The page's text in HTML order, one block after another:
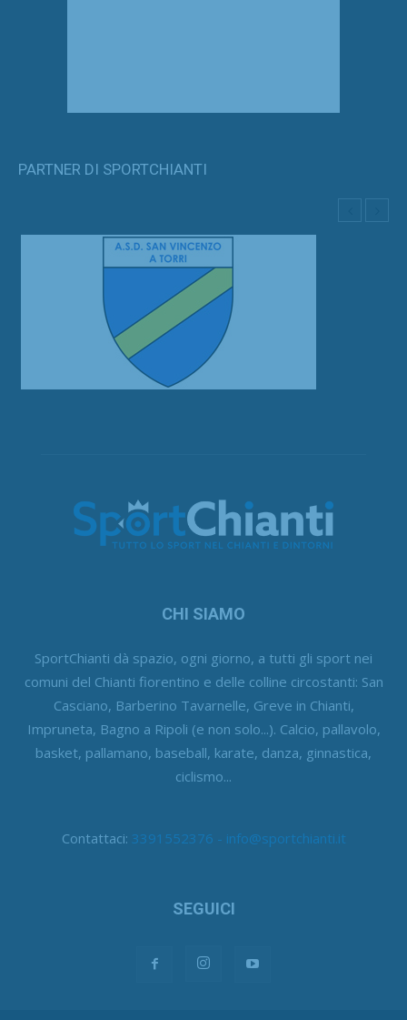
PARTNER DI SPORTCHIANTI
CHI SIAMO
SportChianti dà spazio, ogni giorno, a tutti gli sport nei
comuni del Chianti fiorentino e delle colline circostanti: San
Casciano, Barberino Tavarnelle, Greve in Chianti,
Impruneta, Bagno a Ripoli (e non solo...). Calcio, pallavolo,
basket, pallamano, baseball, karate, danza, ginnastica,
ciclismo...
Contattaci: 3391552376 - info@sportchianti.it
SEGUICI